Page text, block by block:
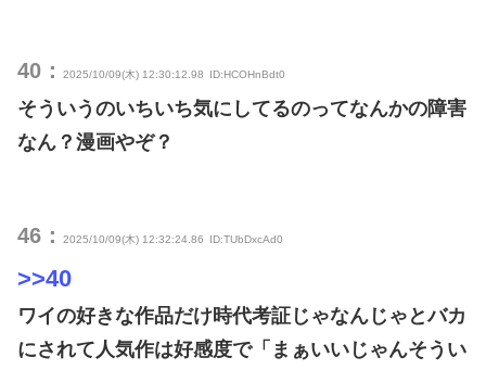
40： 2025/10/09(木) 12:30:12.98 ID:HCOHnBdt0
そういうのいちいち気にしてるのってなんかの障害
なん？漫画やぞ？
46： 2025/10/09(木) 12:32:24.86 ID:TUbDxcAd0
>>40
ワイの好きな作品だけ時代考証じゃなんじゃとバカ
にされて人気作は好感度で「まぁいいじゃんそうい